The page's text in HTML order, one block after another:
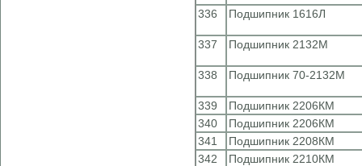
336 Подшипник 1616Л
337 Подшипник 2132М
338 Подшипник 70-2132М
339
Подшипник 2206КМ
340
Подшипник 2206КМ
341
Подшипник 2208КМ
342
Подшипник 2210КМ